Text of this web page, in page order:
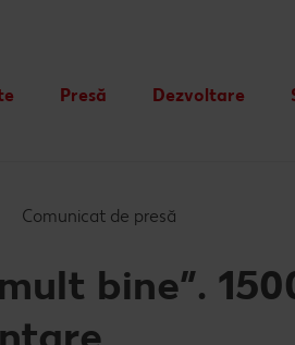
Presă Dezvoltare
Comunicat de presă
bine”.